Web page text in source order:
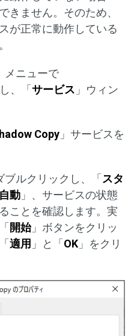
きません。そのため、
が正常に動作している
メニューで
、「 サービス 」ウィン
Copy 」サービスを
ルクリックし、「 スタ
自動 」、サービスの状態
ことを確認します。実
開始」ボタンをクリッ
適用 」と「 OK 」をクリ